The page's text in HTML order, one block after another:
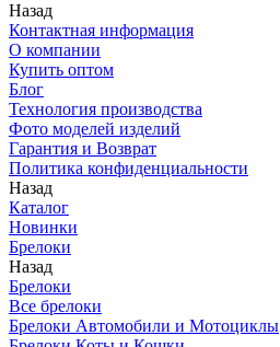
Назад
Контактная информация
О компании
Купить оптом
Блог
Технология производства
Фото моделей изделий
Гарантия и Возврат
Политика конфиденциальности
Назад
Каталог
Новинки
Брелоки
Назад
Брелоки
Все брелоки
Брелоки Автомобили и Мотоциклы